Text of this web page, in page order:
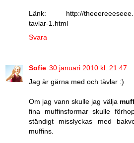
Länk: http://
tavlar-1.html
Svara
Sofie 30 januari 2010 kl. 21:47
Jag är gärna med och tävlar :)
Om jag vann skulle jag välja
fina muffinsformar skulle
ständigt misslyckas med
muffins.